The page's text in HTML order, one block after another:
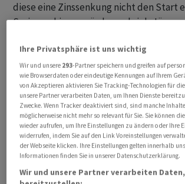
diese eine Zinssenkung nicht den Start
Serie markieren würde», schrieb Jürgen
von noch mindestens zwei weiteren
diesem Jahr aus.
Vor dem Wochenende richten sich die
auf den US-Arbeitsmarktbericht. «Dabei
mehr, dass schlechte Zahlen positiv für
Aktienmarkt sein können»,
Altmann von QC Partners. Denn sollte
Arbeitsmarkt abkühlen, könne das den
Ihre Privatsphäre ist uns wichtig
Wir und unsere 293-Partner speichern und greifen auf
wie Browserdaten oder eindeutige Kennungen auf Ihrem
von Akzeptieren aktivieren Sie Tracking-Technologien für
unsere Partner verarbeiten Daten, um Ihnen Dienste
Zwecke. Wenn Tracker deaktiviert sind, sind manche
möglicherweise nicht mehr so relevant für Sie. Sie können
wieder aufrufen, um Ihre Einstellungen zu ändern oder Ihre
widerrufen, indem Sie auf den Link Voreinstellungen
der Webseite klicken. Ihre Einstellungen gelten innerhalb
Informationen finden Sie in unserer Datenschutzerklärung.
Wir und unsere Partner verarbeiten